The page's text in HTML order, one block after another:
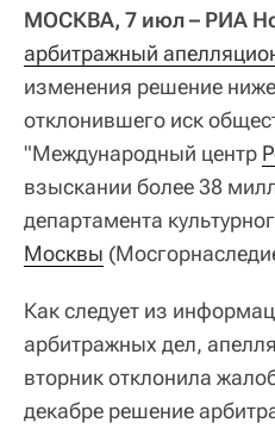
МОСКВА, 7 июл – РИА
арбитражный
изменения решение
отклонившего иск
"Международный центр
взыскании более 38
департамента
Москвы
Как следует из
арбитражных дел,
вторник отклонила
декабре решение